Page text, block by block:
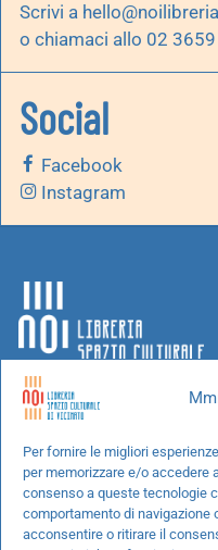
Per fornire le migliori
per memorizzare e/o accedere
consenso a queste tecnologie
comportamento di navigazione
acconsentire o ritirare il
Scrivi a
o chiamaci allo 02
Social
Facebook
Instagram
Chi siamo
Progetti speciali
Richiedi un libro
Spedizioni